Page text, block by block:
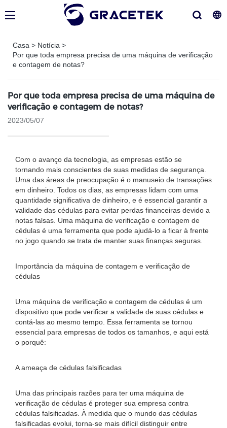
Casa > Notícia >
Por que toda empresa precisa de uma máquina de verificação
e contagem de notas?
Por que toda empresa precisa de uma máquina de
verificação e contagem de notas?
2023/05/07
Com o avanço da tecnologia, as empresas estão se
tornando mais conscientes de suas medidas de segurança.
Uma das áreas de preocupação é o manuseio de transações
em dinheiro. Todos os dias, as empresas lidam com uma
quantidade significativa de dinheiro, e é essencial garantir a
validade das cédulas para evitar perdas financeiras devido a
notas falsas. Uma máquina de verificação e contagem de
cédulas é uma ferramenta que pode ajudá-lo a ficar à frente
no jogo quando se trata de manter suas finanças seguras.
Importância da máquina de contagem e verificação de
cédulas
Uma máquina de verificação e contagem de cédulas é um
dispositivo que pode verificar a validade de suas cédulas e
contá-las ao mesmo tempo. Essa ferramenta se tornou
essencial para empresas de todos os tamanhos, e aqui está
o porquê:
A ameaça de cédulas falsificadas
Uma das principais razões para ter uma máquina de
verificação de cédulas é proteger sua empresa contra
cédulas falsificadas. À medida que o mundo das cédulas
falsificadas evolui, torna-se mais difícil distinguir entre